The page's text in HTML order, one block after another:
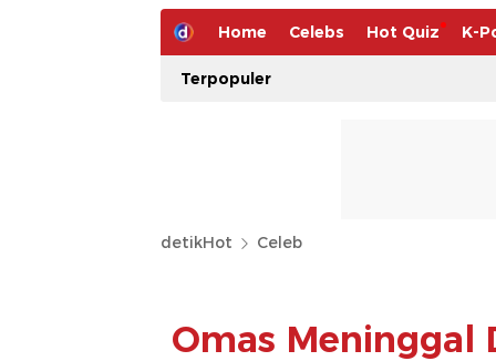
Home Celebs Hot Quiz K-
Terpopuler
detikHot Celeb
Omas Meninggal